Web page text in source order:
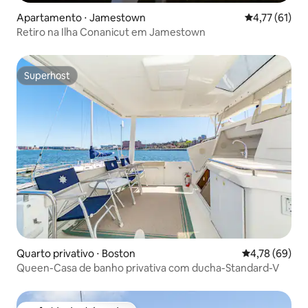
Apartamento ⋅ Jamestown 4,77 de uma
4,77 (61)
Retiro na Ilha Conanicut em Jamestown
Superhost
Superhost
Quarto privativo ⋅ Boston 4,78 de uma
4,78 (69)
Queen-Casa de banho privativa com ducha-Standard-V